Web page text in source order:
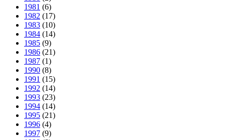
1981 (6)
1982 (17)
1983 (10)
1984 (14)
1985 (9)
1986 (21)
1987 (1)
1990 (8)
1991 (15)
1992 (14)
1993 (23)
1994 (14)
1995 (21)
1996 (4)
1997 (9)